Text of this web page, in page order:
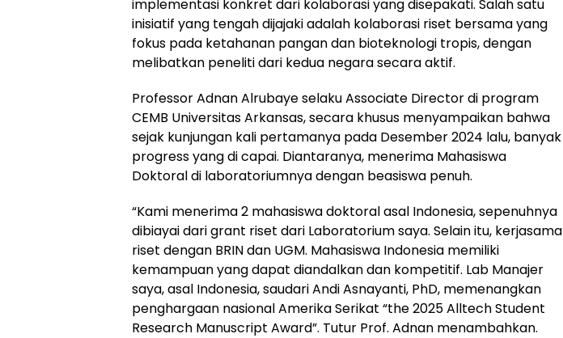
implementasi konkret dari kolaborasi yang disepakati. Salah satu
inisiatif yang tengah dijajaki adalah kolaborasi riset bersama yang
fokus pada ketahanan pangan dan bioteknologi tropis, dengan
melibatkan peneliti dari kedua negara secara aktif.
Professor Adnan Alrubaye selaku Associate Director di program
CEMB Universitas Arkansas, secara khusus menyampaikan bahwa
sejak kunjungan kali pertamanya pada Desember 2024 lalu, banyak
progress yang di capai. Diantaranya, menerima Mahasiswa
Doktoral di laboratoriumnya dengan beasiswa penuh.
“Kami menerima 2 mahasiswa doktoral asal Indonesia, sepenuhnya
dibiayai dari grant riset dari Laboratorium saya. Selain itu, kerjasama
riset dengan BRIN dan UGM. Mahasiswa Indonesia memiliki
kemampuan yang dapat diandalkan dan kompetitif. Lab Manajer
saya, asal Indonesia, saudari Andi Asnayanti, PhD, memenangkan
penghargaan nasional Amerika Serikat “the 2025 Alltech Student
Research Manuscript Award”. Tutur Prof. Adnan menambahkan.